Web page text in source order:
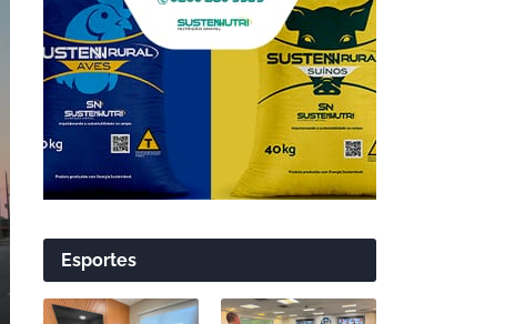
Esportes